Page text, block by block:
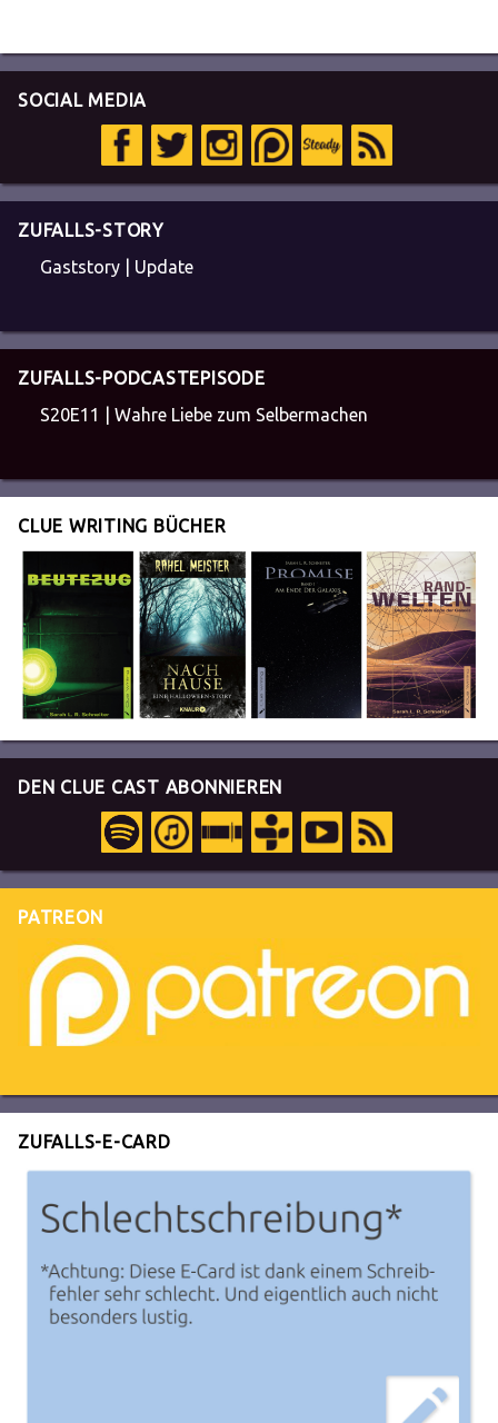
SOCIAL MEDIA
ZUFALLS-STORY
Gaststory | Update
ZUFALLS-PODCASTEPISODE
S20E11 | Wahre Liebe zum Selbermachen
CLUE WRITING BÜCHER
DEN CLUE CAST ABONNIEREN
PATREON
ZUFALLS-E-CARD